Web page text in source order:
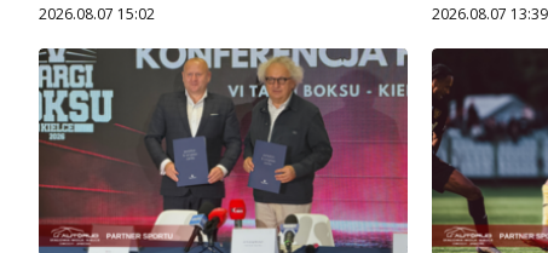
2026.08.07 15:02 2026.08.07 13:39